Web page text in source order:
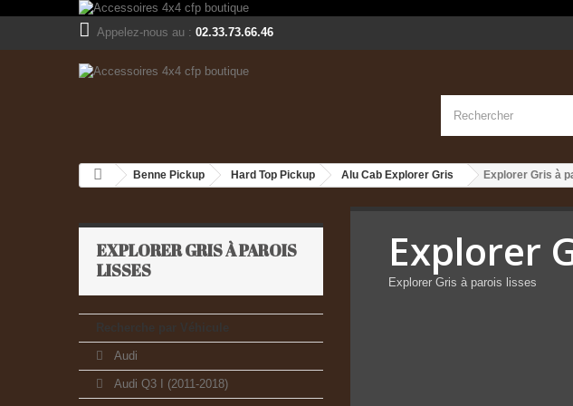
Appelez-nous au : 02.33.73.66.46
Benne Pickup Hard Top Pickup Alu Cab Explorer Gris Explorer Gris à
EXPLORER GRIS À PAROIS
LISSES
Recherche par Véhicule
Audi
Audi Q3 I (2011-2018)
Explorer
Explorer Gris à parois lisses